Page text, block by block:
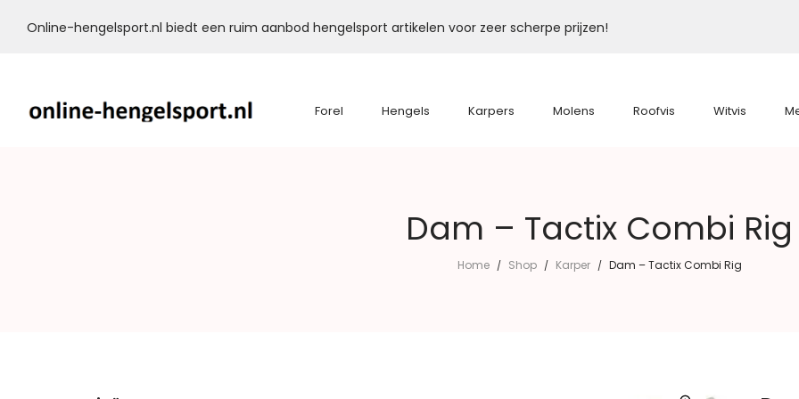
Online-hengelsport.nl biedt een ruim aanbod hengelsport artikelen voor zeer scherpe prijzen!
Forel Hengels Karpers Molens Roofvis Witvis
Dam – Tactix Combi Rig
Home / Shop / Karper / Dam – Tactix Combi Rig